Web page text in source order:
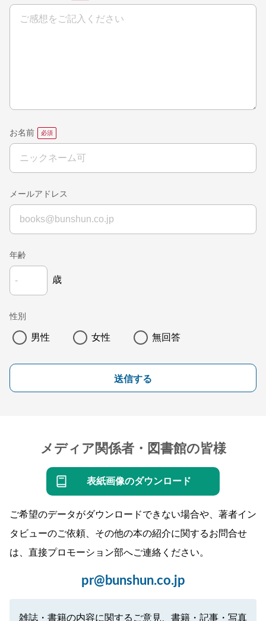
お名前
メールアドレス
年齢
歳
性別
男性 女性 無回答
送信する
メディア関係者・図書館の皆様
表紙画像のダウンロード
ご希望のデータがダウンロードできない場合や、著者イン
タビューのご依頼、その他の本の紹介に関するお問合せ
は、直接プロモーション部へご連絡ください。
pr@bunshun.co.jp
雑誌・書籍の内容に関するご意見、書籍・記事・写真